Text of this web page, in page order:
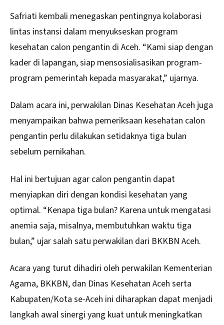
Safriati kembali menegaskan pentingnya kolaborasi
lintas instansi dalam menyukseskan program
kesehatan calon pengantin di Aceh. “Kami siap dengan
kader di lapangan, siap mensosialisasikan program-
program pemerintah kepada masyarakat,” ujarnya.
Dalam acara ini, perwakilan Dinas Kesehatan Aceh juga
menyampaikan bahwa pemeriksaan kesehatan calon
pengantin perlu dilakukan setidaknya tiga bulan
sebelum pernikahan.
Hal ini bertujuan agar calon pengantin dapat
menyiapkan diri dengan kondisi kesehatan yang
optimal. “Kenapa tiga bulan? Karena untuk mengatasi
anemia saja, misalnya, membutuhkan waktu tiga
bulan,” ujar salah satu perwakilan dari BKKBN Aceh.
Acara yang turut dihadiri oleh perwakilan Kementerian
Agama, BKKBN, dan Dinas Kesehatan Aceh serta
Kabupaten/Kota se-Aceh ini diharapkan dapat menjadi
langkah awal sinergi yang kuat untuk meningkatkan